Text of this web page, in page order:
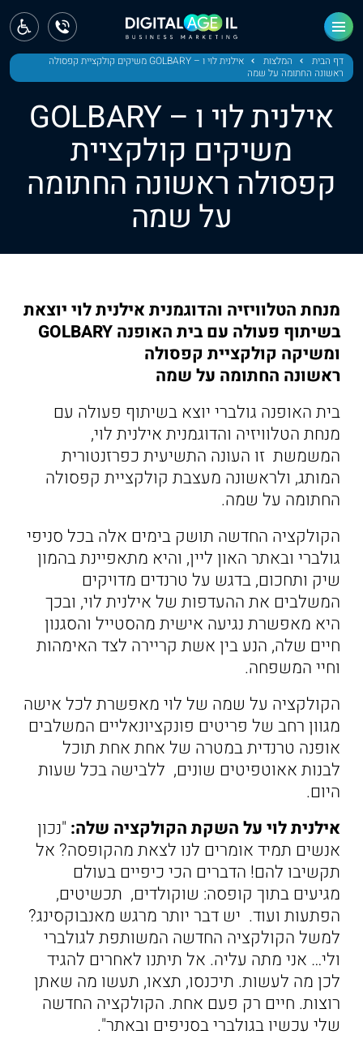
דף הבית המלצות
אילנית לוי ו – GOLBARY משיקים קולקציית קפסולה
ראשונה החתומה על שמה
אילנית לוי ו – GOLBARY
משיקים קולקציית
קפסולה ראשונה החתומה
על שמה
מנחת הטלוויזיה והדוגמנית אילנית לוי יוצאת
בשיתוף פעולה עם בית האופנה GOLBARY
ומשיקה קולקציית קפסולה
ראשונה החתומה על שמה
בית האופנה גולברי יוצא בשיתוף פעולה עם
מנחת הטלוויזיה והדוגמנית אילנית לוי,
המשמשת זו העונה התשיעית כפרזנטורית
המותג, ולראשונה מעצבת קולקציית קפסולה
החתומה על שמה.
הקולקציה החדשה תושק בימים אלה בכל סניפי
גולברי ובאתר האון ליין, והיא מתאפיינת בהמון
שיק ותחכום, בדגש על טרנדים מדויקים
המשלבים את ההעדפות של אילנית לוי, ובכך
היא מאפשרת נגיעה אישית מהסטייל והסגנון
חיים שלה, הנע בין אשת קריירה לצד האימהות
וחיי המשפחה.
הקולקציה על שמה של לוי מאפשרת לכל אישה
מגוון רחב של פריטים פונקציונאליים המשלבים
אופנה טרנדית במטרה של אחת אחת תוכל
לבנות אאוטפיטים שונים, ללבישה בכל שעות
היום.
אילנית לוי על השקת הקולקציה שלה: "נכון
אנשים תמיד אומרים לנו לצאת מהקופסה? אל
תקשיבו להם! הדברים הכי כיפיים בעולם
מגיעים בתוך קופסה: שוקולדים, תכשיטים,
הפתעות ועוד. יש דבר יותר מרגש מאנבוקסינג?
למשל הקולקציה החדשה המשותפת לגולברי
ולי… אני מתה עליה. אל תיתנו לאחרים להגיד
לכן מה לעשות. תיכנסו, תצאו, תעשו מה שאתן
רוצות. חיים רק פעם אחת. הקולקציה החדשה
שלי עכשיו בגולברי בסניפים ובאתר".
ראשי
חדשות
מחוז חיפה
מחוז מרכז
מחוז דרום